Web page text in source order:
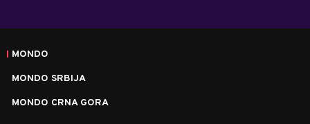
MONDO
MONDO SRBIJA
MONDO CRNA GORA